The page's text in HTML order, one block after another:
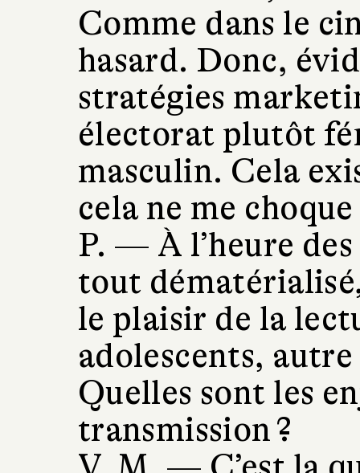
Comme dans le
hasard. Donc,
stratégies
électorat plutôt
masculin. Cela
cela ne me
P. — À l’heure
tout
le plaisir de la
adolescents,
Quelles sont les
transmission ?